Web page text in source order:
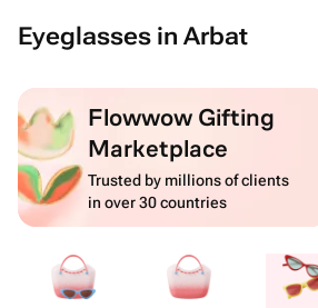
Eyeglasses in Arbat
Flowwow Gifting
Marketplace
Trusted by millions of clients
in over 30 countries